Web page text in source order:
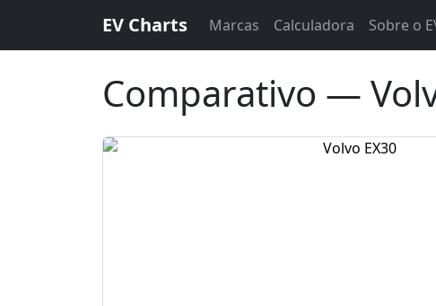
EV Charts Marcas Calculadora Sobre o
Comparativo —